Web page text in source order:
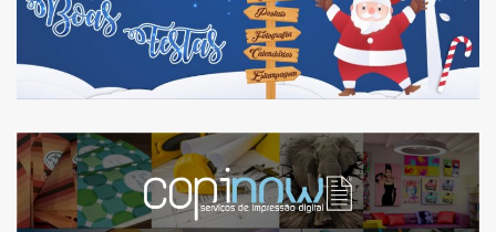
CHEGOU À NOSSA LOJA!
COPINOW COM NOVA
REFORMULAÇÃO GRÁFICA